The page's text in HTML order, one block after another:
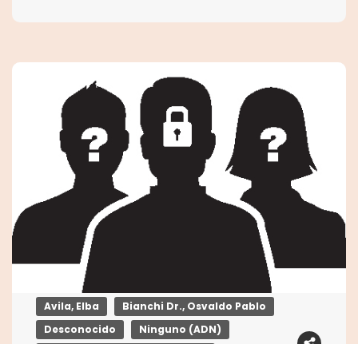
Avila, Elba
Bianchi Dr., Osvaldo Pablo
Desconocido
Ninguno (ADN)